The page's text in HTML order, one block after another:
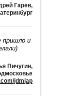
Гарев,
пришло и
Пичугин,
jdmjap